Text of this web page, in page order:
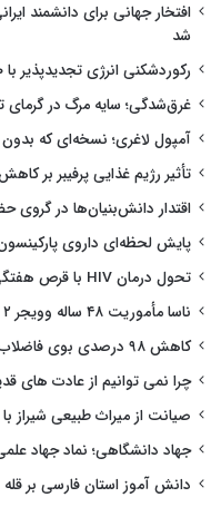
افتخار جهانی برای دانشمند
شد
رکوردشکنی انرژی تجدیدپذیر با ۵۸۰۰ مگاوات برق
غرق‌شدگی؛ سایه مرگ در گرمای
آمپول لاغری؛ نسخه‌ای که
تأثیر رژیم غذایی پرفیبر بر
اقتدار دانش‌بنیان‌ها در گروی
پایش لحظه‌ای داروی
تحول درمان HIV با قرص هفتگی
ناسا مأموریت ۴۸ ساله وویجر ۲ را یک سال دیگر تمدید کرد
کاهش ۹۸ درصدی بوی فاضلاب با نانوفیلتر ایرانی
چرا نمی توانیم از عادت های
صیانت از میراث طبیعی شیراز
جهاد دانشگاهی؛ نماد جهاد
دانش آموز استان فارسی بر